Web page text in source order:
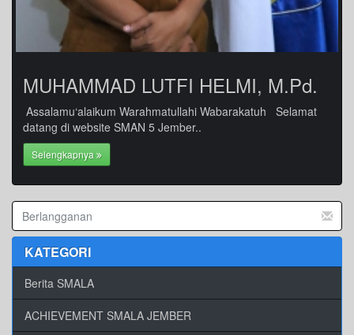
MUHAMMAD LUTFI HELMI, M.Pd.
Assalamu‘alaikum Warahmatullahi Wabarakatuh Selamat
datang di website SMAN 5 Jember..
Selengkapnya
KATEGORI
Berita SMALA
ACHIEVEMENT SMALA JEMBER